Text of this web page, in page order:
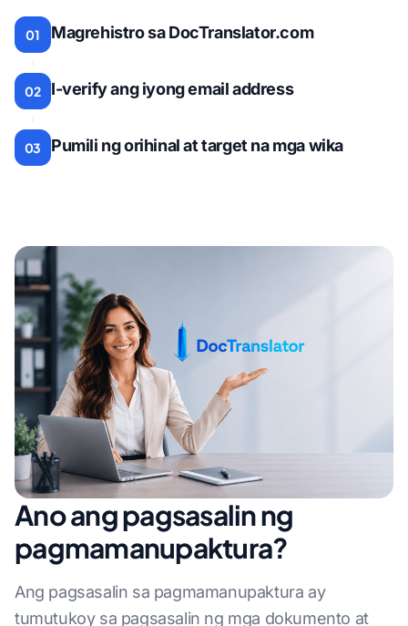
01 Magrehistro sa DocTranslator.com
02 I-verify ang iyong email address
03 Pumili ng orihinal at target na mga wika
Ano ang pagsasalin ng
pagmamanupaktura?
Ang pagsasalin sa pagmamanupaktura ay
tumutukoy sa pagsasalin ng mga dokumento at